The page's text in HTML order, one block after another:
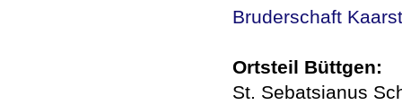
Bruderschaft
Ortsteil Büttgen:
St. Sebatsianus